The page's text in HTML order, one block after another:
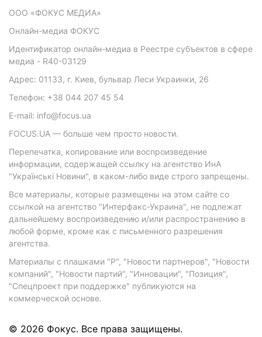
ООО «ФОКУС МЕДИА»
Онлайн-медиа ФОКУС
Идентификатор онлайн-медиа в Реестре субъектов в сфере
медиа - R40-03129
Адрес: 01133, г. Киев, бульвар Леси Украинки, 26
Телефон: +38 044 207 45 54
E-mail: info@focus.ua
FOCUS.UA — больше чем просто новости.
Перепечатка, копирование или воспроизведение
информации, содержащей ссылку на агентство ИнА
"Українські Новини", в каком-либо виде строго запрещены.
Все материалы, которые размещены на этом сайте со
ссылкой на агентство "Интерфакс-Украина", не подлежат
дальнейшему воспроизведению и/или распространению в
любой форме, кроме как с письменного разрешения
агентства.
Материалы с плашками "Р", "Новости партнеров", "Новости
компаний", "Новости партий", "Инновации", "Позиция",
"Спецпроект при поддержке" публикуются на
коммерческой основе.
© 2026 Фокус. Все права защищены.